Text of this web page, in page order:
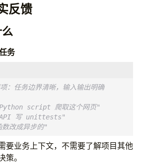
反馈
务
：任务边界清晰，输入输出明确
script 爬取这个网页"
写 unittests"
改成异步的"
要业务上下文，不需要了解项目其他
。